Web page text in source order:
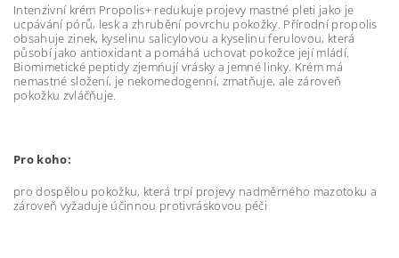
Intenzivní krém Propolis+ redukuje projevy mastné pleti jako je
ucpávání pórů, lesk a zhrubění povrchu pokožky. Přírodní propolis
obsahuje zinek, kyselinu salicylovou a kyselinu ferulovou, která
působí jako antioxidant a pomáhá uchovat pokožce její mládí.
Biomimetické peptidy zjemńují vrásky a jemné linky. Krém má
nemastné složení, je nekomedogenní, zmatňuje, ale zároveň
pokožku zvláčňuje.
Pro koho:
pro dospělou pokožku, která trpí projevy nadměrného mazotoku a
zároveň vyžaduje účinnou protivráskovou péči